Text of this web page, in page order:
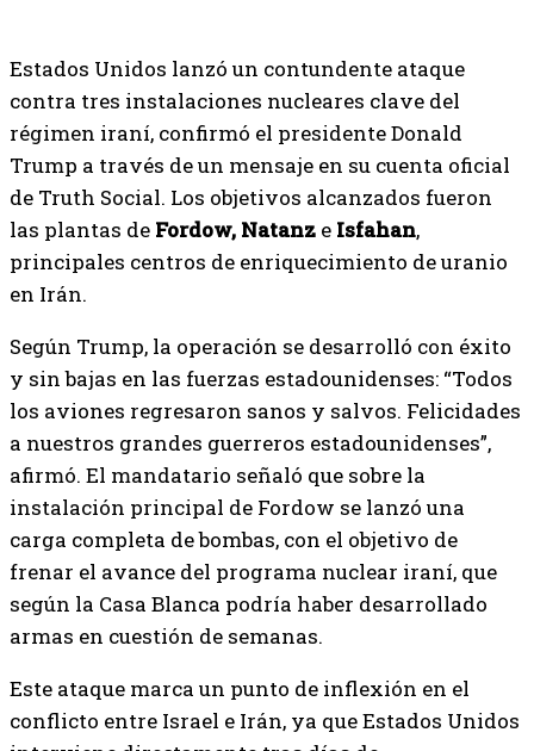
Estados Unidos lanzó un contundente ataque
contra tres instalaciones nucleares clave del
régimen iraní, confirmó el presidente Donald
Trump a través de un mensaje en su cuenta oficial
de Truth Social. Los objetivos alcanzados fueron
las plantas de Fordow, Natanz e Isfahan,
principales centros de enriquecimiento de uranio
en Irán.
Según Trump, la operación se desarrolló con éxito
y sin bajas en las fuerzas estadounidenses: “Todos
los aviones regresaron sanos y salvos. Felicidades
a nuestros grandes guerreros estadounidenses”,
afirmó. El mandatario señaló que sobre la
instalación principal de Fordow se lanzó una
carga completa de bombas, con el objetivo de
frenar el avance del programa nuclear iraní, que
según la Casa Blanca podría haber desarrollado
armas en cuestión de semanas.
Este ataque marca un punto de inflexión en el
conflicto entre Israel e Irán, ya que Estados Unidos